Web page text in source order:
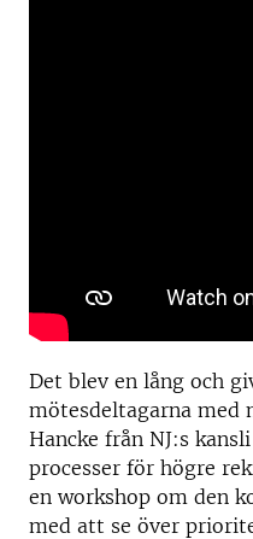
Det blev en lång och
mötesdeltagarna med
Hancke från NJ:s
processer för högre
en workshop om den
med att se över